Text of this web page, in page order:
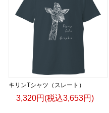
キリンTシャツ（スレート）
3,320円(税込3,653円)